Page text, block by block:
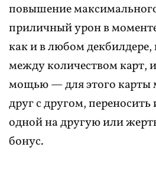
повышение
приличный урон в
как и в любом декбилдере,
между количеством карт,
мощью — для этого карты
друг с другом, переносить
одной на другую или
бонус.